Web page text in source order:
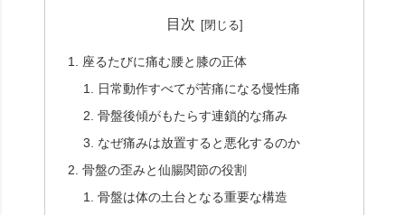
目次
座るたびに痛む腰と膝の正体
日常動作すべてが苦痛になる慢性痛
骨盤後傾がもたらす連鎖的な痛み
なぜ痛みは放置すると悪化するのか
骨盤の歪みと仙腸関節の役割
骨盤は体の土台となる重要な構造